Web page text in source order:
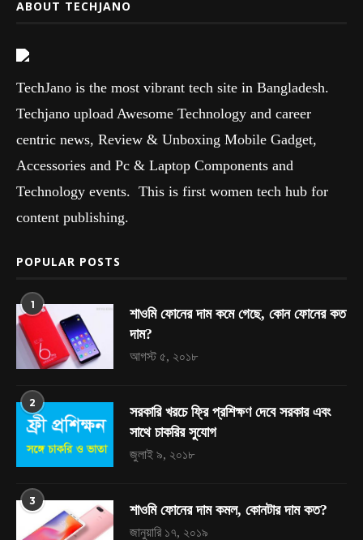
ABOUT TECHJANO
TechJano is the most vibrant tech site in Bangladesh.
Techjano upload Awesome Technology and career
centric news, Review & Unboxing Mobile Gadget,
Accessories and Pc & Laptop Components and
Technology events. This is first women tech hub for
content publishing.
POPULAR POSTS
1
শাওমি ফোনের দাম কমে গেছে, কোন ফোনের কত
দাম?
আগস্ট ৫, ২০১৮
2
সরকারি খরচে ফ্রি প্রশিক্ষণ দেবে সরকার এবং
সাথে চাকরির সুযোগ
জুলাই ৯, ২০১৮
3
শাওমি ফোনের দাম কমল, কোনটার দাম কত?
জানুয়ারি ১৭, ২০১৯